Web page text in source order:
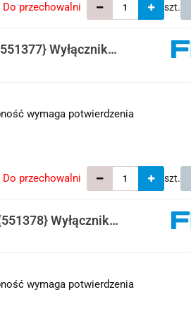
szt.
Do przechowalni
Wyłącznik
wymaga potwierdzenia
szt.
Do przechowalni
Wyłącznik
wymaga potwierdzenia